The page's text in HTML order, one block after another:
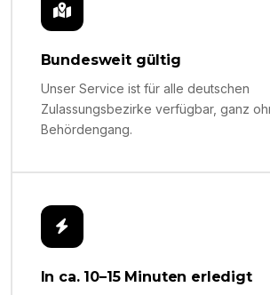
Bundesweit gültig
Unser Service ist für alle deutschen
Zulassungsbezirke verfügbar, ganz
Behördengang.
In ca. 10–15 Minuten erledigt